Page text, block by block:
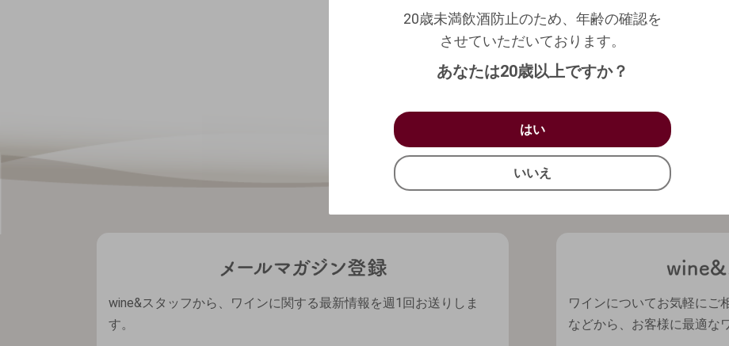
お買い物を続ける カートへ進む
wine&スタッフから、ワインに関する最新情報を週1回お送りしま
す。
ワインについてお気軽にご
などから、お客様に最適な
20歳未満飲酒防止のため、年齢の確認を
させていただいております。
あなたは20歳以上ですか？
はい
いいえ
20歳未満飲酒防止のため、年齢の確認を
させていただいております。
生年月日を入力してください。
確認する
キャンセル
ログアウトします。よろしいですか？
（自動ログインの設定も解除されます。）
はい
いいえ